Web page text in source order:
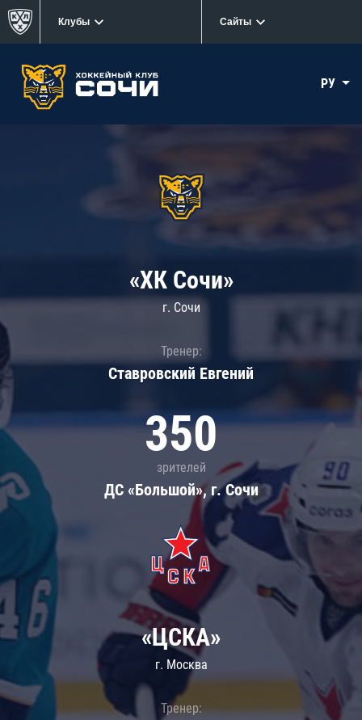
Клубы Сайты
РУ
«ХК Сочи»
г. Сочи
Тренер:
Ставровский Евгений
350
зрителей
ДС «Большой», г. Сочи
«ЦСКА»
г. Москва
Тренер: